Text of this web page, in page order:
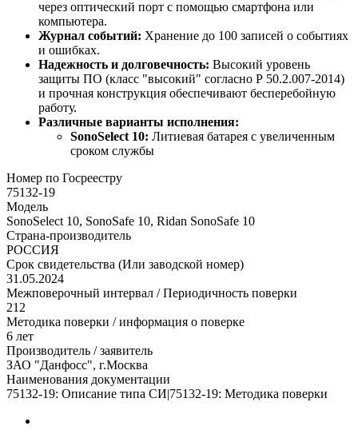
через оптический порт с помощью смартфона или
компьютера.
Журнал событий: Хранение до 100 записей о событиях
и ошибках.
Надежность и долговечность: Высокий уровень
защиты ПО (класс "высокий" согласно Р 50.2.007-2014)
и прочная конструкция обеспечивают бесперебойную
работу.
Различные варианты исполнения:
SonoSelect 10: Литиевая батарея с увеличенным
сроком службы
Номер по Госреестру
75132-19
Модель
SonoSelect 10, SonoSafe 10, Ridan SonoSafe 10
Страна-производитель
РОССИЯ
Срок свидетельства (Или заводской номер)
31.05.2024
Межповерочный интервал / Периодичность поверки
212
Методика поверки / информация о поверке
6 лет
Производитель / заявитель
ЗАО "Данфосс", г.Москва
Наименования документации
75132-19: Описание типа СИ|75132-19: Методика поверки